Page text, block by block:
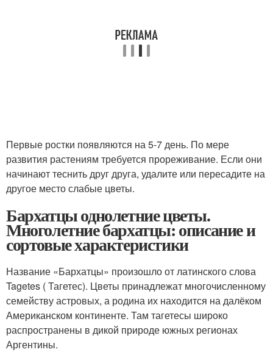
Первые ростки появляются на 5-7 день. По мере
развития растениям требуется прореживание. Если они
начинают теснить друг друга, удалите или пересадите на
другое место слабые цветы.
Бархатцы однолетние цветы.
Многолетние бархатцы: описание и
сортовые характеристики
Название «Бархатцы» произошло от латинского слова
Tagetes ( Тагетес). Цветы принадлежат многочисленному
семейству астровых, а родина их находится на далёком
Американском континенте. Там тагетесы широко
распространены в дикой природе южных регионах
Аргентины.